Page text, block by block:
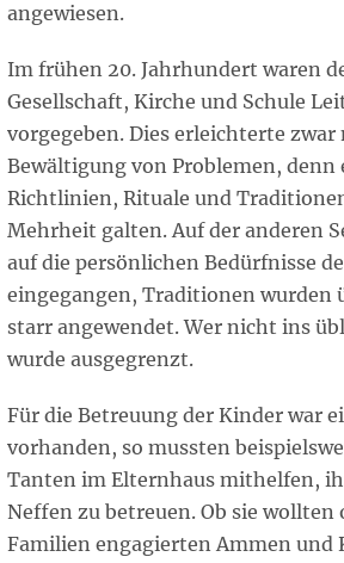
angewiesen.
Im frühen 20. Jahrhundert waren
Gesellschaft, Kirche und Schule
vorgegeben. Dies erleichterte zwar
Bewältigung von Problemen, denn
Richtlinien, Rituale und
Mehrheit galten. Auf der anderen
auf die persönlichen Bedürfnisse
eingegangen, Traditionen wurden
starr angewendet. Wer nicht ins
wurde ausgegrenzt.
Für die Betreuung der Kinder war
vorhanden, so mussten
Tanten im Elternhaus mithelfen,
Neffen zu betreuen. Ob sie wollten
Familien engagierten Ammen und